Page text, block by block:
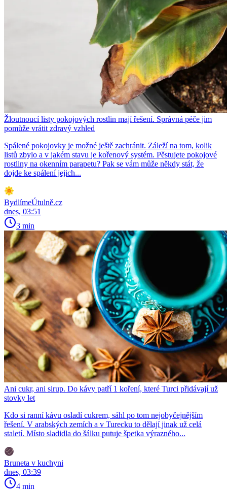
Žloutnoucí listy pokojových rostlin mají řešení. Správná péče jim
pomůže vrátit zdravý vzhled
Spálené pokojovky je možné ještě zachránit. Záleží na tom, kolik
listů zbylo a v jakém stavu je kořenový systém. Pěstujete pokojové
rostliny na okenním parapetu? Pak se vám může někdy stát, že
dojde ke spálení jejich...
BydlímeÚtulně.cz
dnes, 03:51
3 min
Ani cukr, ani sirup. Do kávy patří 1 koření, které Turci přidávají už
stovky let
Kdo si ranní kávu osladí cukrem, sáhl po tom nejobyčejnějším
řešení. V arabských zemích a v Turecku to dělají jinak už celá
staletí. Místo sladidla do šálku putuje špetka výrazného...
Bruneta v kuchyni
dnes, 03:39
4 min